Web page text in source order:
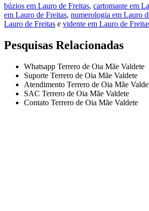
búzios em Lauro de Freitas, cartomante em
em Lauro de Freitas, numerologia em Lauro
Lauro de Freitas e vidente em Lauro de
Pesquisas Relacionadas
Whatsapp Terrero de Oia Mãe Valdete
Suporte Terrero de Oia Mãe Valdete
Atendimento Terrero de Oia Mãe
SAC Terrero de Oia Mãe Valdete
Contato Terrero de Oia Mãe Valdete